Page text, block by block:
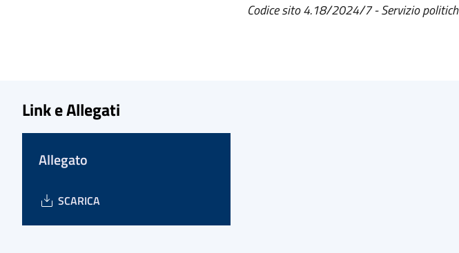
Codice sito 4.18/2024/7 - Servizio
Link e Allegati
Allegato
SCARICA